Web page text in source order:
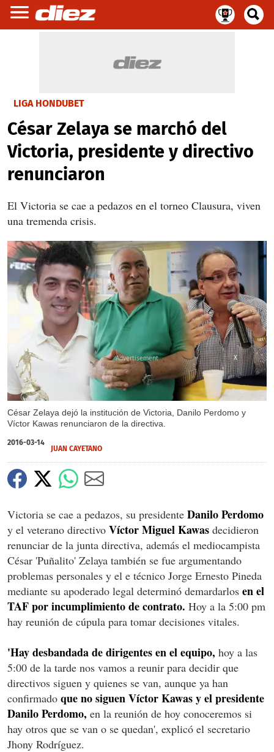
LIGA HONDUBET
César Zelaya se marchó del
Victoria, presidente y directivo
renunciaron
El Victoria se cae a pedazos en el torneo Clausura, viven
una tremenda crisis.
César Zelaya dejó la institución de Victoria, Danilo Perdomo y
Víctor Kawas renunciaron de la directiva.
X
2016-03-14
JUAN CAYETANO
Victoria se cae a pedazos, su presidente Danilo Perdomo
y el veterano directivo Víctor Miguel Kawas decidieron
renunciar de la junta directiva, además el mediocampista
César 'Puñalito' Zelaya también se fue argumentando
problemas personales y el e técnico Jorge Ernesto Pineda
mediante su apoderado legal determinó demardarlos en el
TAF por incumplimiento de contrato. Hoy a la 5:00 pm
hay reunión de cúpula para tomar decisiones vitales.
'Hay desbandada de dirigentes en el equipo, hoy a las
5:00 de la tarde nos vamos a reunir para decidir que
directivos siguen y quienes se van, aunque ya han
confirmado que no siguen Víctor Kawas y el presidente
Danilo Perdomo, en la reunión de hoy conoceremos si
hay otros que se van o se quedan', explicó el secretario
Jhony Rodríguez.